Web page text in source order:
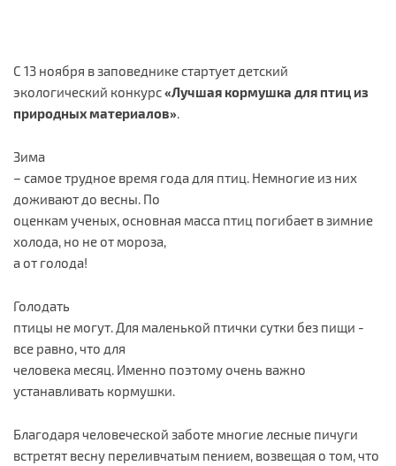
С 13 ноября в заповеднике стартует детский
экологический конкурс«Лучшая кормушка для птиц из
природных материалов».
Зима
– самое трудное время года для птиц. Немногие из них
доживают до весны. По
оценкам ученых, основная масса птиц погибает в зимние
холода, но не от мороза,
а от голода!
Голодать
птицы не могут. Для маленькой птички сутки без пищи -
все равно, что для
человека месяц. Именно поэтому очень важно
устанавливать кормушки.
Благодаря человеческой заботе многие лесные пичуги
встретят весну переливчатым пением, возвещая о том, что